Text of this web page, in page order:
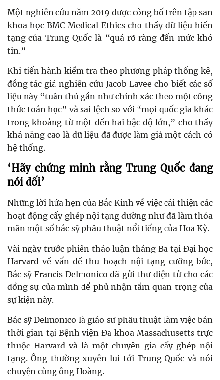
Một nghiên cứu năm 2019 được công bố trên tập san
khoa học BMC Medical Ethics cho thấy dữ liệu hiến
tạng của Trung Quốc là “quá rõ ràng đến mức khó
tin.”
Khi tiến hành kiểm tra theo phương pháp thống kê,
đồng tác giả nghiên cứu Jacob Lavee cho biết các số
liệu này “tuân thủ gần như chính xác theo một công
thức toán học” và sai lệch so với “mọi quốc gia khác
trong khoảng từ một đến hai bậc độ lớn,” cho thấy
khả năng cao là dữ liệu đã được làm giả một cách có
hệ thống.
‘Hãy chứng minh rằng Trung Quốc đang
nói dối’
Những lời hứa hẹn của Bắc Kinh về việc cải thiện các
hoạt động cấy ghép nội tạng dường như đã làm thỏa
mãn một số bác sỹ phẫu thuật nổi tiếng của Hoa Kỳ.
Vài ngày trước phiên thảo luận tháng Ba tại Đại học
Harvard về vấn đề thu hoạch nội tạng cưỡng bức,
Bác sỹ Francis Delmonico đã gửi thư điện tử cho các
đồng sự của mình để phủ nhận tầm quan trọng của
sự kiện này.
Bác sỹ Delmonico là giáo sư phẫu thuật làm việc bán
thời gian tại Bệnh viện Đa khoa Massachusetts trực
thuộc Harvard và là một chuyên gia cấy ghép nội
tạng. Ông thường xuyên lui tới Trung Quốc và nói
chuyện cùng ông Hoàng.